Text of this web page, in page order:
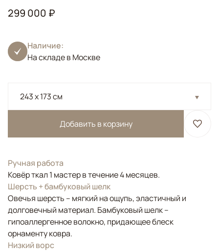
299 000 ₽
Наличие:
На складе в Москве
243 x 173 см
Добавить в корзину
Ручная работа
Ковёр ткал 1 мастер в течение 4 месяцев.
Шерсть + бамбуковый шелк
Овечья шерсть – мягкий на ощупь, эластичный и
долговечный материал. Бамбуковый шелк –
гипоаллергенное волокно, придающее блеск
орнаменту ковра.
Низкий ворс